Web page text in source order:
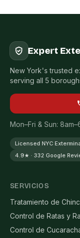
Expert
New York's trusted
serving all 5
Mon–Fri & Sun:
Licensed NYC
4.9★ · 332 Google
SERVICIOS
Tratamiento de
Control de Ratas y
Control de